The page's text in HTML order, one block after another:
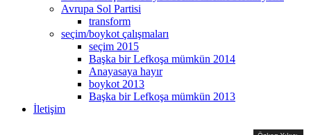
Avrupa Sol Partisi
transform
seçim/boykot çalışmaları
seçim 2015
Başka bir Lefkoşa mümkün 2014
Anayasaya hayır
boykot 2013
Başka bir Lefkoşa mümkün 2013
İletişim